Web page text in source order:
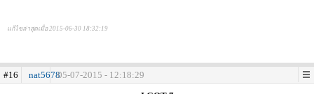
แก้ไขล่าสุดเมื่อ 2015-06-30 18:32:19
#16 nat567805-07-2015 - 12:18:29